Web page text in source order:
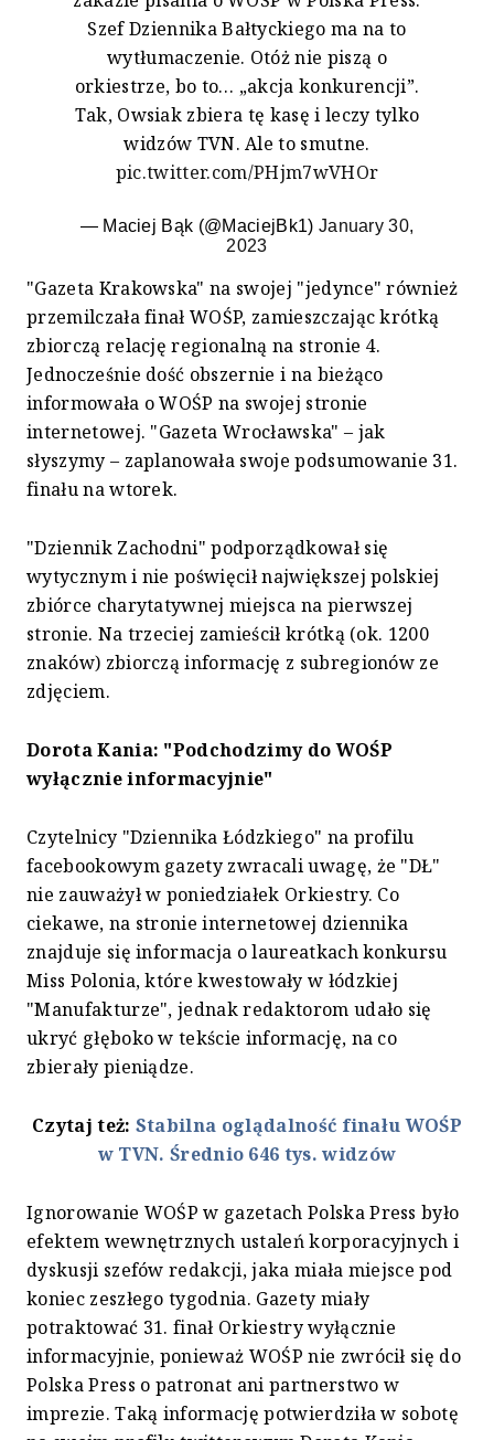
Szef Dziennika Bałtyckiego ma na to
wytłumaczenie. Otóż nie piszą o
orkiestrze, bo to… „akcja konkurencji”.
Tak, Owsiak zbiera tę kasę i leczy tylko
widzów TVN. Ale to smutne.
pic.twitter.com/PHjm7wVHOr
— Maciej Bąk (@MaciejBk1) January 30,
2023
"Gazeta Krakowska" na swojej "jedynce" również
przemilczała finał WOŚP, zamieszczając krótką
zbiorczą relację regionalną na stronie 4.
Jednocześnie dość obszernie i na bieżąco
informowała o WOŚP na swojej stronie
internetowej. "Gazeta Wrocławska" – jak
słyszymy – zaplanowała swoje podsumowanie 31.
finału na wtorek.
"Dziennik Zachodni" podporządkował się
wytycznym i nie poświęcił największej polskiej
zbiórce charytatywnej miejsca na pierwszej
stronie. Na trzeciej zamieścił krótką (ok. 1200
znaków) zbiorczą informację z subregionów ze
zdjęciem.
Dorota Kania: "Podchodzimy do WOŚP
wyłącznie informacyjnie"
Czytelnicy "Dziennika Łódzkiego" na profilu
facebookowym gazety zwracali uwagę, że "DŁ"
nie zauważył w poniedziałek Orkiestry. Co
ciekawe, na stronie internetowej dziennika
znajduje się informacja o laureatkach konkursu
Miss Polonia, które kwestowały w łódzkiej
"Manufakturze", jednak redaktorom udało się
ukryć głęboko w tekście informację, na co
zbierały pieniądze.
Czytaj też: Stabilna oglądalność finału WOŚP
w TVN. Średnio 646 tys. widzów
Ignorowanie WOŚP w gazetach Polska Press było
efektem wewnętrznych ustaleń korporacyjnych i
dyskusji szefów redakcji, jaka miała miejsce pod
koniec zeszłego tygodnia. Gazety miały
potraktować 31. finał Orkiestry wyłącznie
informacyjnie, ponieważ WOŚP nie zwrócił się do
Polska Press o patronat ani partnerstwo w
imprezie. Taką informację potwierdziła w sobotę